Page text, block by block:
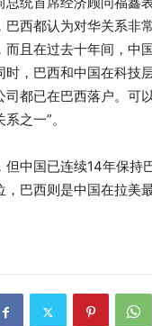
巴西都认为对华关系非
而且在过去十年间，中
时，巴西和中国在科技
都已在巴西落户。可
之一”。
但中国已连续14年保持
巴西则是中国在拉美